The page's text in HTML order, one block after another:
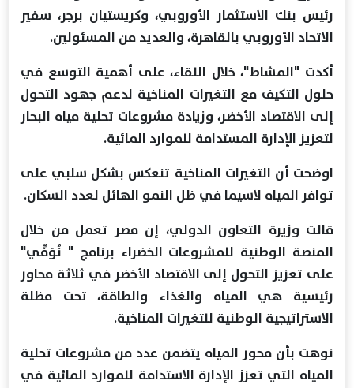
رئيس بنك الاستثمار الأوروبي، وكريستيان برجر، سفير
الاتحاد الأوروبي بالقاهرة، والعديد من المسئولين.
أكدت "المشاط"، خلال اللقاء، على أهمية التوسع في
حلول التكيف مع التغيرات المناخية لدعم جهود التحول
إلى الاقتصاد الأخضر، وزيادة مشروعات تحلية مياه البحار
لتعزيز الإدارة المستدامة للموارد المائية.
اوضحت أن التغيرات المناخية تنعكس بشكل سلبي على
توافر المياه لاسيما في ظل النمو الهائل لعدد السكان.
قالت وزيرة التعاون الدولي، إن مصر تعمل من خلال
المنصة الوطنية للمشروعات الخضراء برنامج " نُوَفِّي"
على تعزيز التحول إلى الاقتصاد الأخضر في ثلاثة محاور
رئيسية هي المياه والغذاء والطاقة، تحت مظلة
الاستراتيجية الوطنية للتغيرات المناخية.
نوهت بأن محور المياه يتضمن عدد من مشروعات تحلية
المياه التي تعزز الإدارة الاستدامة للموارد المائية في